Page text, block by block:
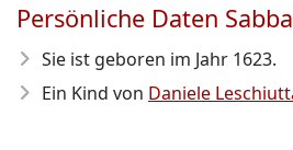
Persönliche Daten
Sie ist geboren im Jahr 1623.
Ein Kind von Daniele